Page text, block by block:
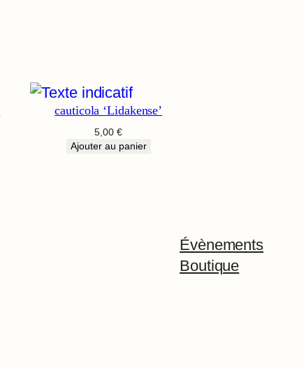
cauticola ‘Lidakense’
5,00 €
Ajouter au panier
Évènements
Boutique